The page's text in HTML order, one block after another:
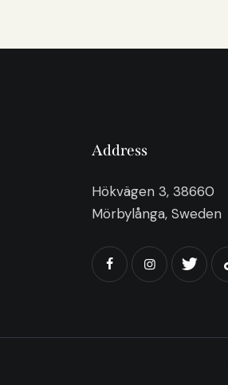
Address
Hökvägen 3, 38660
Mörbylånga, Sweden